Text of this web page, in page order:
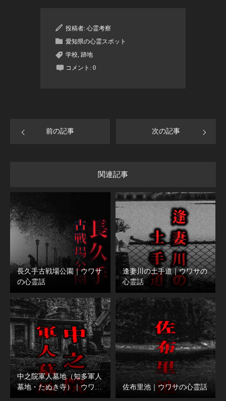
投稿者: 心霊考察
愛知県の心霊スポット
学校, 跡地
コメント: 0
前の記事 次の記事
関連記事
長久手古戦場公園｜ウワサ
の心霊話
逢妻川の土手道｜ウワサの
心霊話
中之院軍人墓地（知多軍人
墓地・たぬき寺）｜ウワ…
佐布里池｜ウワサの心霊話